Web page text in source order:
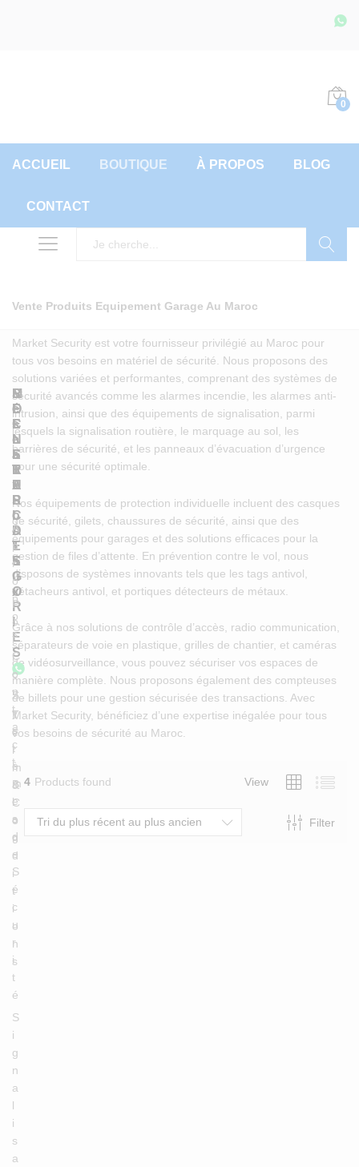
0
ACCUEIL BOUTIQUE À PROPOS BLOG
CONTACT
Vente Produits Equipement Garage Au Maroc
Market Security est votre fournisseur privilégié au Maroc pour
tous vos besoins en matériel de sécurité. Nous proposons des
solutions variées et performantes, comprenant des systèmes de
sécurité avancés comme les alarmes incendie, les alarmes anti-
intrusion, ainsi que des équipements de signalisation, parmi
lesquels la signalisation routière, le marquage au sol, les
barrières de sécurité, et les panneaux d’évacuation d’urgence
pour une sécurité optimale.
Nos équipements de protection individuelle incluent des casques
de sécurité, gilets, chaussures de sécurité, ainsi que des
équipements pour garages et des solutions efficaces pour la
gestion de files d’attente. En prévention contre le vol, nous
disposons de systèmes innovants tels que les tags antivol,
détacheurs antivol, et portiques détecteurs de métaux.
Grâce à nos solutions de contrôle d’accès, radio communication,
séparateurs de voie en plastique, grilles de chantier, et caméras
de vidéosurveillance, vous pouvez sécuriser vos espaces de
manière complète. Nous proposons également des compteuses
de billets pour une gestion sécurisée des transactions. Avec
Market Security, bénéficiez d’une expertise inégalée pour tous
vos besoins de sécurité au Maroc.
4 Products found View
Filter
Tri du plus récent au plus ancien
L
I
E
N
S
R
A
P
I
D
E
S
P
o
l
i
c
y
T
e
r
m
&
C
o
n
d
i
t
i
o
n
s
S
O
C
I
E
T
E
À
p
r
o
p
o
s
C
o
n
t
a
c
t
B
l
o
g
M
E
I
L
L
E
U
R
C
A
T
E
G
O
R
E
S
S
y
s
t
è
m
e
s
d
e
S
é
c
u
r
i
t
é
S
i
g
n
a
l
i
s
a
R
é
s
e
a
u
x
S
o
c
i
a
u
x